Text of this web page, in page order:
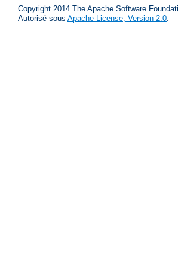
Copyright 2014 The Apache Software
Autorisé sous Apache License, Version 2.0.